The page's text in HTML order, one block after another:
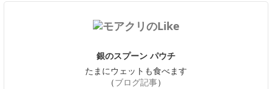
銀のスプーン パウチ
たまにウェットも食べます
（ブログ記事）